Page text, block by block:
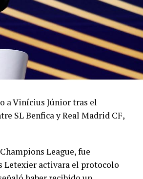
a Vinícius Júnior tras el
SL Benfica y Real Madrid CF,
League, fue
Letexier activara el protocolo